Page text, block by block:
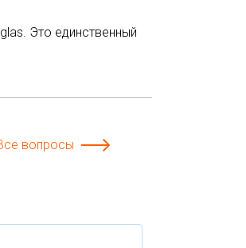
Это единственный
вопросы